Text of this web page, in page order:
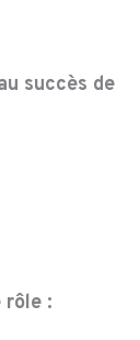
succès de
rôle :